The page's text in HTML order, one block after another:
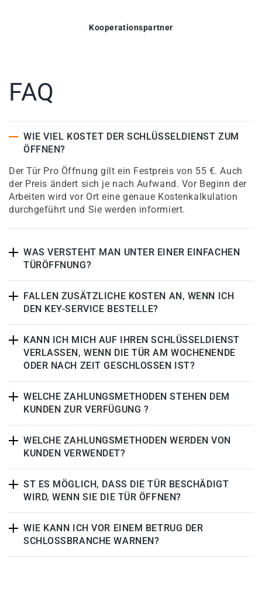
Kooperationspartner
FAQ
WIE VIEL KOSTET DER SCHLÜSSELDIENST ZUM
ÖFFNEN?
Der Tür Pro Öffnung gilt ein Festpreis von 55 €. Auch
der Preis ändert sich je nach Aufwand. Vor Beginn der
Arbeiten wird vor Ort eine genaue Kostenkalkulation
durchgeführt und Sie werden informiert.
WAS VERSTEHT MAN UNTER EINER EINFACHEN
TÜRÖFFNUNG?
FALLEN ZUSÄTZLICHE KOSTEN AN, WENN ICH
DEN KEY-SERVICE BESTELLE?
KANN ICH MICH AUF IHREN SCHLÜSSELDIENST
VERLASSEN, WENN DIE TÜR AM WOCHENENDE
ODER NACH ZEIT GESCHLOSSEN IST?
WELCHE ZAHLUNGSMETHODEN STEHEN DEM
KUNDEN ZUR VERFÜGUNG ?
WELCHE ZAHLUNGSMETHODEN WERDEN VON
KUNDEN VERWENDET?
ST ES MÖGLICH, DASS DIE TÜR BESCHÄDIGT
WIRD, WENN SIE DIE TÜR ÖFFNEN?
WIE KANN ICH VOR EINEM BETRUG DER
SCHLOSSBRANCHE WARNEN?